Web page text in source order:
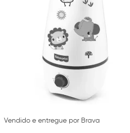
Vendido e entregue por Brava